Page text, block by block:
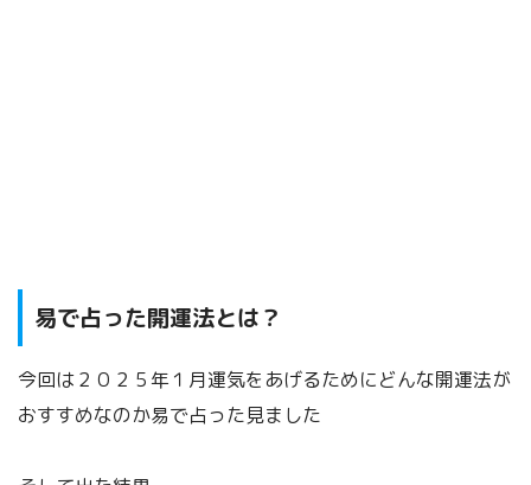
易で占った開運法とは？
今回は２０２５年１月運気をあげるためにどんな開運法が
おすすめなのか易で占った見ました